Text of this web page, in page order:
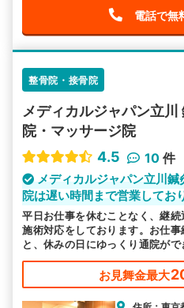
電話で無
整骨院・接骨院
メディカルジャパン立
院・マッサージ院
4.5
10 件
メディカルジャパン立川
院は遅い時間まで営業してお
平日お仕事を休むことなく、継
施術対応をしております。お仕
と、休みの日にゆっくり通院が
ます。
お見舞金最大